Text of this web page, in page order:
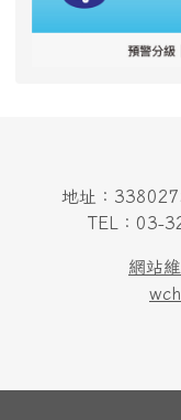
地址：338027
TEL：03-
網站